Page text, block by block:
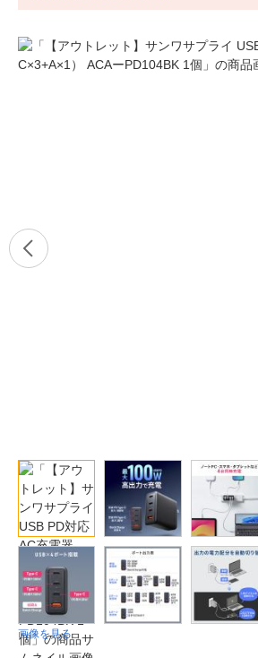
画像を見る